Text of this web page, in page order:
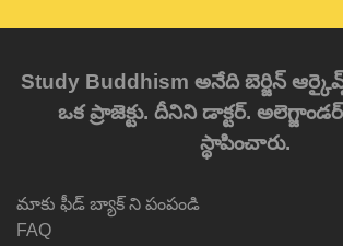
Study Buddhism అనేది బెర్జిన్
ఒక ప్రాజెక్టు. దీనిని డాక్టర్.
స్థాపించారు.
మాకు ఫీడ్ బ్యాక్ ని పంపండి
FAQ